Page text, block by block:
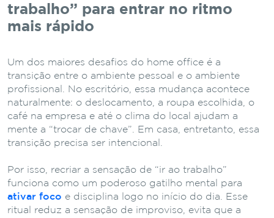
trabalho” para entrar no ritmo
mais rápido
Um dos maiores desafios do home office é a
transição entre o ambiente pessoal e o ambiente
profissional. No escritório, essa mudança acontece
naturalmente: o deslocamento, a roupa escolhida, o
café na empresa e até o clima do local ajudam a
mente a “trocar de chave”. Em casa, entretanto, essa
transição precisa ser intencional.
Por isso, recriar a sensação de “ir ao trabalho”
funciona como um poderoso gatilho mental para
ativar foco e disciplina logo no início do dia. Esse
ritual reduz a sensação de improviso, evita que a